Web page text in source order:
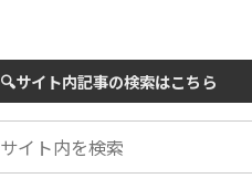
🔍サイト内記事の検索はこちら